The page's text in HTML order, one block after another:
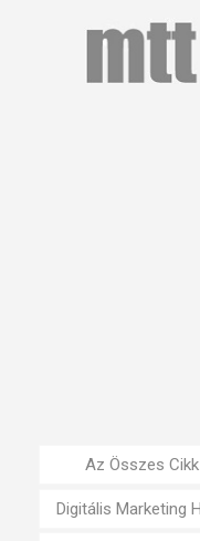
Az Összes Cikk
Digitális Marketing